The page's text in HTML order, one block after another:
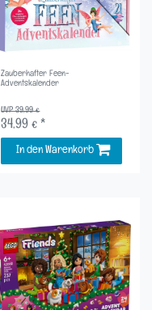
Zauberhafter Feen-
Adventskalender
UVP 39,99 €
34,99 € *
In den Warenkorb